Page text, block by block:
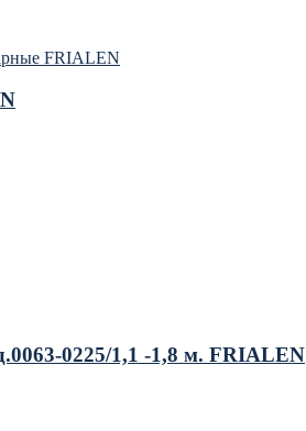
FRIALEN
0225/1,1 -1,8 м. FRIALEN